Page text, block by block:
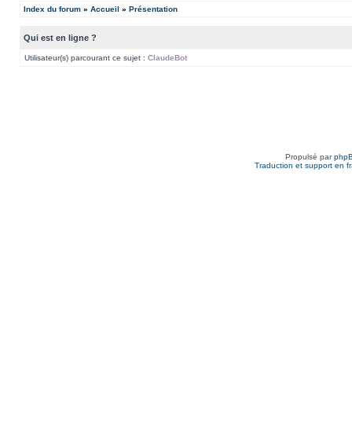
Index du forum » Accueil » Présentation
Qui est en ligne ?
Utilisateur(s) parcourant ce sujet : ClaudeBot
Propulsé par
Traduction et support en